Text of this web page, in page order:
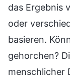
das Ergebnis
oder
basieren.
gehorchen?
menschlicher